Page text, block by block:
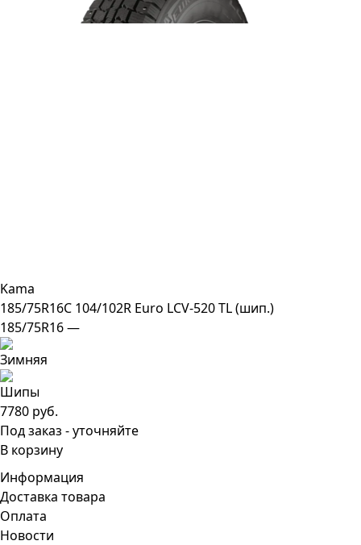
Kama
185/75R16C 104/102R Euro LCV-520 TL (шип.)
185/75R16 —
7780 руб.
Под заказ - уточняйте
В корзину
Информация
Доставка товара
Оплата
Новости